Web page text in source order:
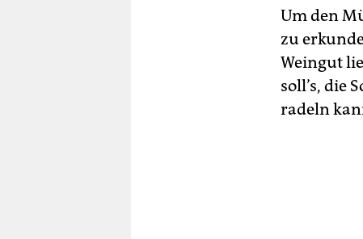
Um den
zu
Weingut
soll’s, die
radeln